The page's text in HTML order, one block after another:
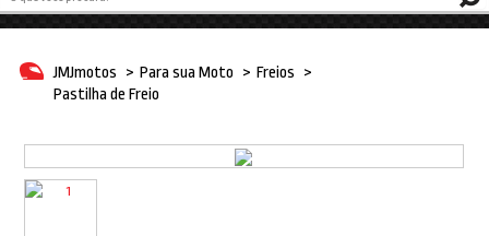
Capacetes
Linha Bike
Para sua moto
JMJmotos > Para sua Moto > Freios >
Pastilha de Freio